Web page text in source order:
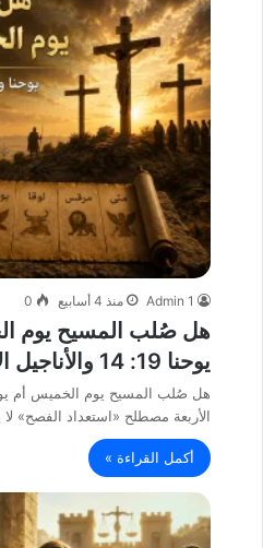
Admin 1 منذ 4 أسابيع 0
هل صُلب المسيح يوم
يوحنا 19: 14 والأناجيل الأربعة
الأربعة مصطلح «استعداد الفصح»
أكمل القراءة »